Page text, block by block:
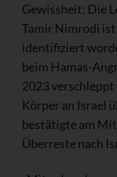
Gewissheit: Die
Tamir Nimrodi ist
identifiziert
beim Hamas-
2023
Körper an Israel
bestätigte am
Überreste nach